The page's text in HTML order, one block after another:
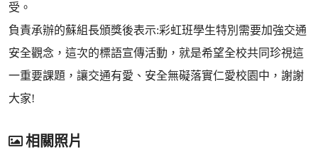
受。
負責承辦的蘇組長頒獎後表示:彩虹班學生特別需要加強交通
安全觀念，這次的標語宣傳活動，就是希望全校共同珍視這
一重要課題，讓交通有愛、安全無礙落實仁愛校園中，謝謝
大家!
相關照片